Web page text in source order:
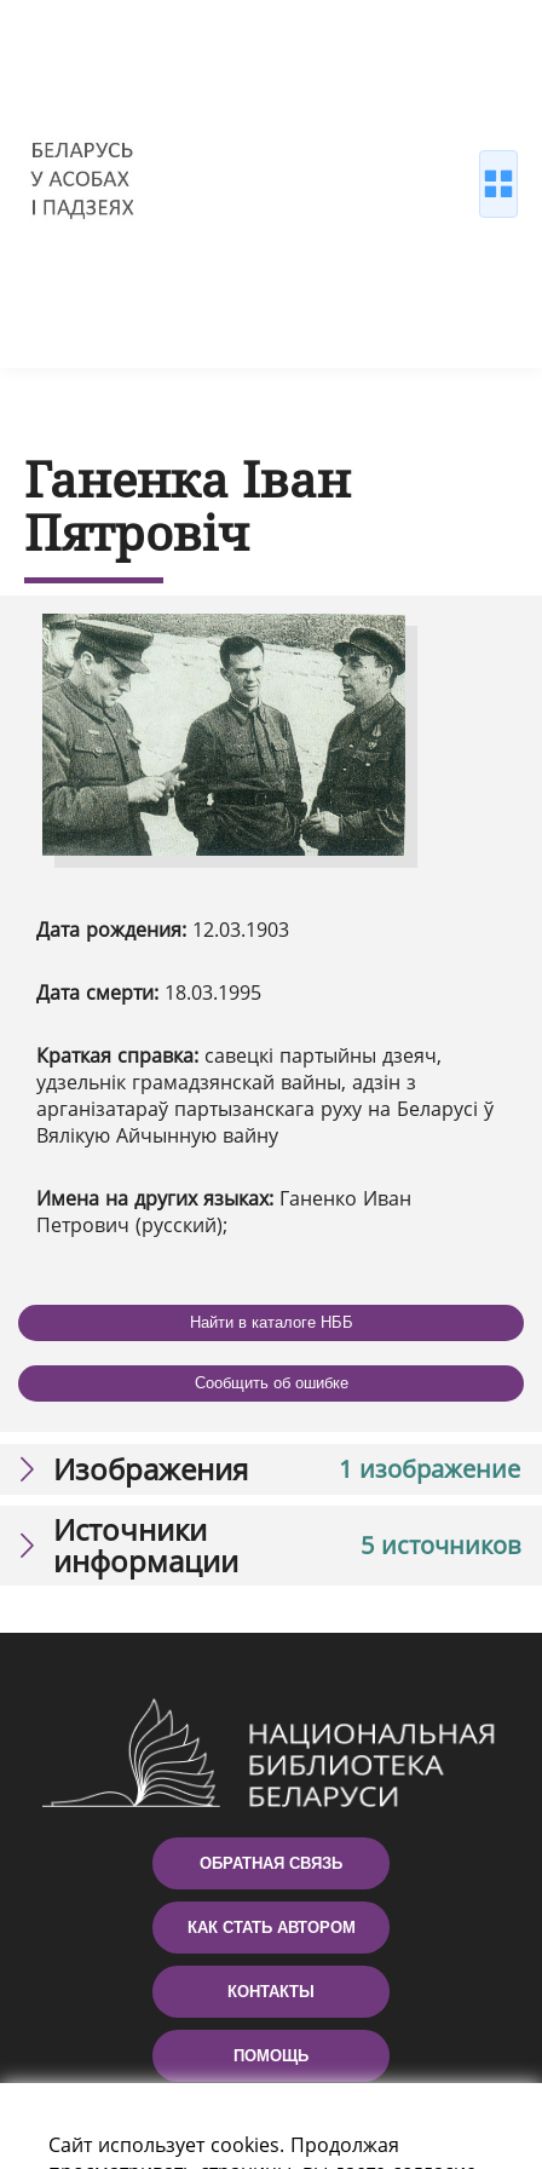
Ганенка Іван
Пятровіч
Дата рождения: 12.03.1903
Дата смерти: 18.03.1995
Краткая справка: савецкі партыйны дзеяч,
удзельнік грамадзянскай вайны, адзін з
арганізатараў партызанскага руху на Беларусі ў
Вялікую Айчынную вайну
Имена на других языках: Ганенко Иван
Петрович (русский);
Найти в каталоге НББ
Сообщить об ошибке
1 изображение
Изображения
5 источников
Источники
информации
ОБРАТНАЯ СВЯЗЬ
КАК СТАТЬ АВТОРОМ
КОНТАКТЫ
ПОМОЩЬ
Сайт использует cookies. Продолжая